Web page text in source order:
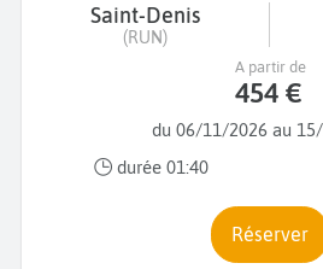
Saint-Denis
(RUN)
du 06/11/2026 au
durée 01:40
A partir de
454 €
Réserver